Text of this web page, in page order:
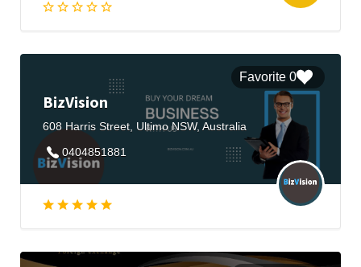
0 Favorite
BizVision
608 Harris Street, Ultimo NSW, Australia
0404851881